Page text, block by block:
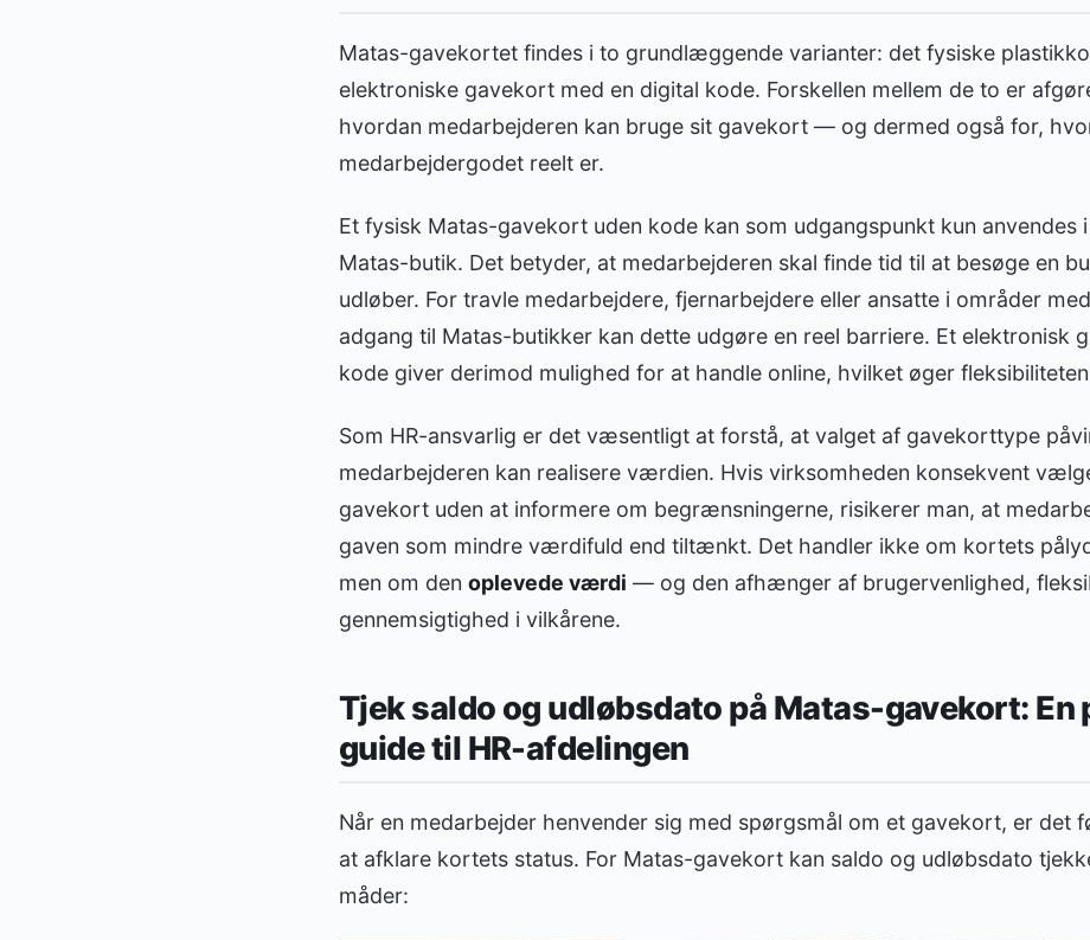
Matas-gavekortet findes i to grundlæggende varianter: det fysiske
elektroniske gavekort med en digital kode. Forskellen mellem de to er
hvordan medarbejderen kan bruge sit gavekort — og dermed også for,
medarbejdergodet reelt er.
Et fysisk Matas-gavekort uden kode kan som udgangspunkt kun anvendes
Matas-butik. Det betyder, at medarbejderen skal finde tid til at besøge en
udløber. For travle medarbejdere, fjernarbejdere eller ansatte i områder
adgang til Matas-butikker kan dette udgøre en reel barriere. Et elektronisk
kode giver derimod mulighed for at handle online, hvilket øger
Som HR-ansvarlig er det væsentligt at forstå, at valget af gavekorttype
medarbejderen kan realisere værdien. Hvis virksomheden konsekvent
gavekort uden at informere om begrænsningerne, risikerer man, at
gaven som mindre værdifuld end tiltænkt. Det handler ikke om kortets
men om den oplevede værdi — og den afhænger af brugervenlighed,
gennemsigtighed i vilkårene.
Tjek saldo og udløbsdato på Matas-gavekort: En
guide til HR-afdelingen
Når en medarbejder henvender sig med spørgsmål om et gavekort, er det
at afklare kortets status. For Matas-gavekort kan saldo og udløbsdato
måder: